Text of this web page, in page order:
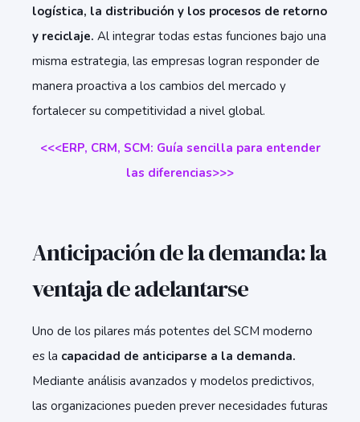
logística, la distribución y los procesos de retorno
y reciclaje. Al integrar todas estas funciones bajo una
misma estrategia, las empresas logran responder de
manera proactiva a los cambios del mercado y
fortalecer su competitividad a nivel global.
<<<ERP, CRM, SCM: Guía sencilla para entender
las diferencias>>>
Anticipación de la demanda: la
ventaja de adelantarse
Uno de los pilares más potentes del SCM moderno
es la capacidad de anticiparse a la demanda.
Mediante análisis avanzados y modelos predictivos,
las organizaciones pueden prever necesidades futuras